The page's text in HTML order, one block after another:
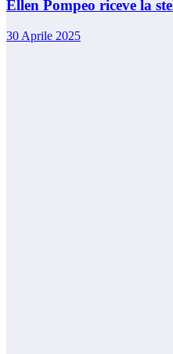
Ellen Pompeo riceve la
30 Aprile 2025